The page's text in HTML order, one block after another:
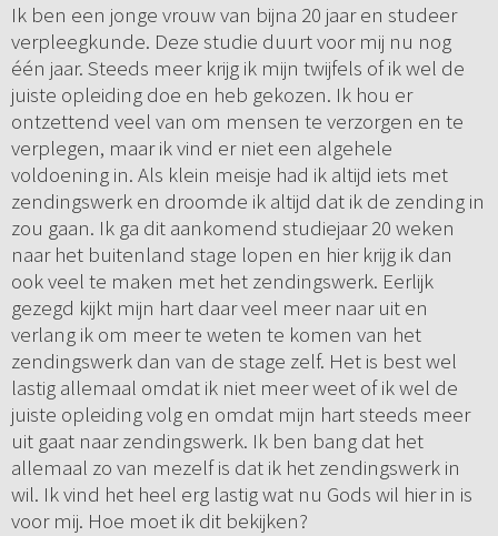
Ik ben een jonge vrouw van bijna 20 jaar en studeer
verpleegkunde. Deze studie duurt voor mij nu nog
één jaar. Steeds meer krijg ik mijn twijfels of ik wel de
juiste opleiding doe en heb gekozen. Ik hou er
ontzettend veel van om mensen te verzorgen en te
verplegen, maar ik vind er niet een algehele
voldoening in. Als klein meisje had ik altijd iets met
zendingswerk en droomde ik altijd dat ik de zending in
zou gaan. Ik ga dit aankomend studiejaar 20 weken
naar het buitenland stage lopen en hier krijg ik dan
ook veel te maken met het zendingswerk. Eerlijk
gezegd kijkt mijn hart daar veel meer naar uit en
verlang ik om meer te weten te komen van het
zendingswerk dan van de stage zelf. Het is best wel
lastig allemaal omdat ik niet meer weet of ik wel de
juiste opleiding volg en omdat mijn hart steeds meer
uit gaat naar zendingswerk. Ik ben bang dat het
allemaal zo van mezelf is dat ik het zendingswerk in
wil. Ik vind het heel erg lastig wat nu Gods wil hier in is
voor mij. Hoe moet ik dit bekijken?